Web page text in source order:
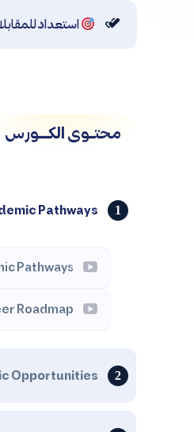
استعداد
محتــوى الكــــورس
Pathways
Pathways
Roadmap
Opportunities